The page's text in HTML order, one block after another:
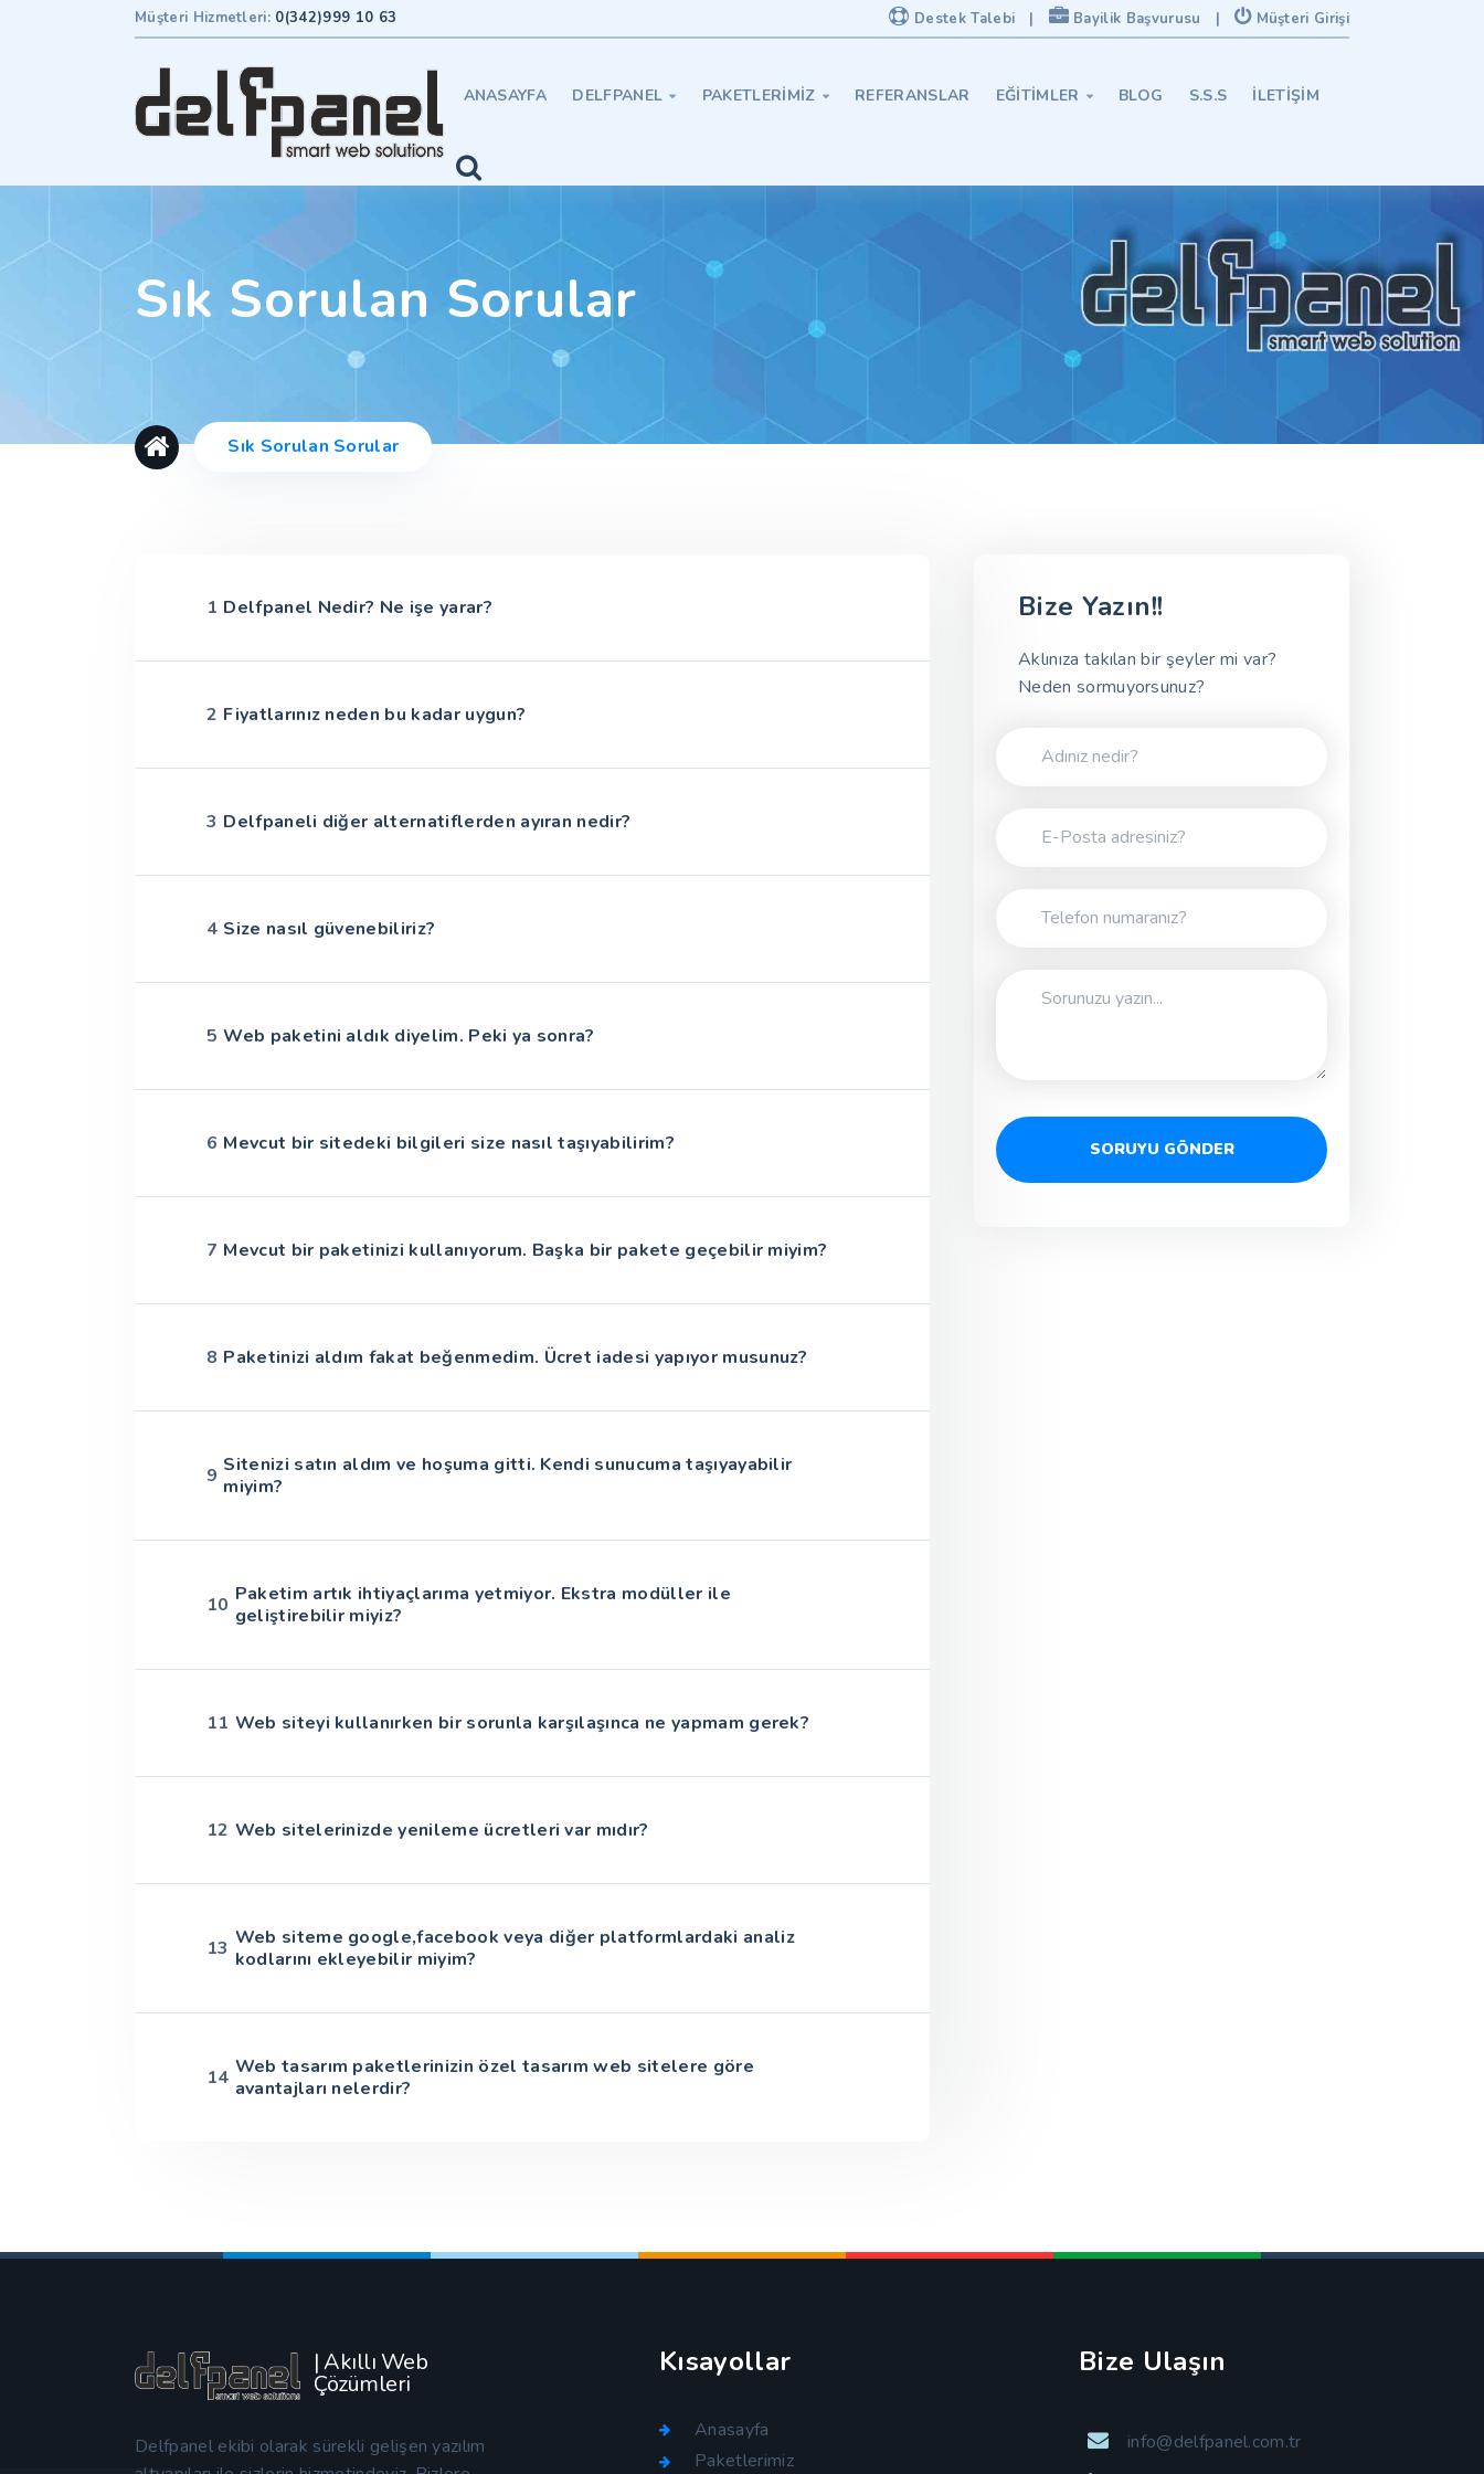
Müşteri Hizmetleri: 0(342)999 10 63 Destek Talebi | Bayilik Başvurusu | Müşteri Girişi
ANASAYFA DELFPANEL  PAKETLERIMIZ  REFERANSLAR EĞITIMLER  BLOG S.S.S İLETIŞIM
Sık Sorulan Sorular
Sık Sorulan Sorular
1 Delfpanel Nedir? Ne işe yarar?
2 Fiyatlarınız neden bu kadar uygun?
3 Delfpaneli diğer alternatiflerden ayıran nedir?
4 Size nasıl güvenebiliriz?
5 Web paketini aldık diyelim. Peki ya sonra?
6 Mevcut bir sitedeki bilgileri size nasıl taşıyabilirim?
7 Mevcut bir paketinizi kullanıyorum. Başka bir pakete geçebilir miyim?
8 Paketinizi aldım fakat beğenmedim. Ücret iadesi yapıyor musunuz?
9 Sitenizi satın aldım ve hoşuma gitti. Kendi sunucuma taşıyayabilir
miyim?
10 Paketim artık ihtiyaçlarıma yetmiyor. Ekstra modüller ile
geliştirebilir miyiz?
11 Web siteyi kullanırken bir sorunla karşılaşınca ne yapmam gerek?
12 Web sitelerinizde yenileme ücretleri var mıdır?
13 Web siteme google,facebook veya diğer platformlardaki analiz
kodlarını ekleyebilir miyim?
14 Web tasarım paketlerinizin özel tasarım web sitelere göre
avantajları nelerdir?
Bize Yazın!!
Aklınıza takılan bir şeyler mi var?
Neden sormuyorsunuz?
SORUYU GÖNDER
| Akıllı Web
Çözümleri
Delfpanel ekibi olarak sürekli gelişen yazılım
Kısayollar
Anasayfa
Paketlerimiz
Bize Ulaşın
info@delfpanel.com.tr